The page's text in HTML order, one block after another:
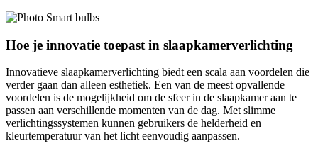
Hoe je innovatie toepast in slaapkamerverlichting
Innovatieve slaapkamerverlichting biedt een scala aan voordelen die
verder gaan dan alleen esthetiek. Een van de meest opvallende
voordelen is de mogelijkheid om de sfeer in de slaapkamer aan te
passen aan verschillende momenten van de dag. Met slimme
verlichtingssystemen kunnen gebruikers de helderheid en
kleurtemperatuur van het licht eenvoudig aanpassen.